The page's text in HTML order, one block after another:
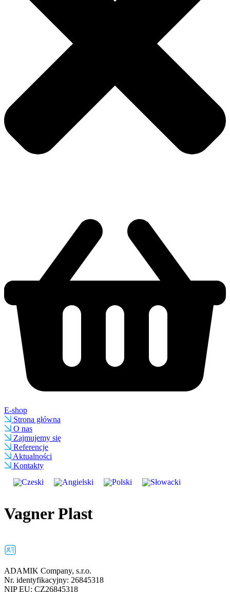
E-shop
Strona główna
O nas
Zajmujemy się
Referencje
Aktualności
Kontakty
Vagner Plast
ADAMIK Company, s.r.o.
Nr. identyfikacyjny: 26845318
NIP EU: CZ26845318